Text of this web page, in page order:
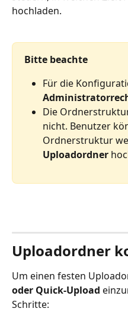
hochladen.
Bitte beachte
Für die
Die
nicht. Benutzer
Ordnerstruktur
Uploadordner
Uploadordner
Um einen festen
oder Quick-Upload
Schritte: